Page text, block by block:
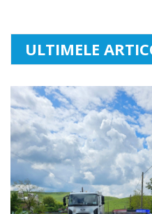
ULTIMELE